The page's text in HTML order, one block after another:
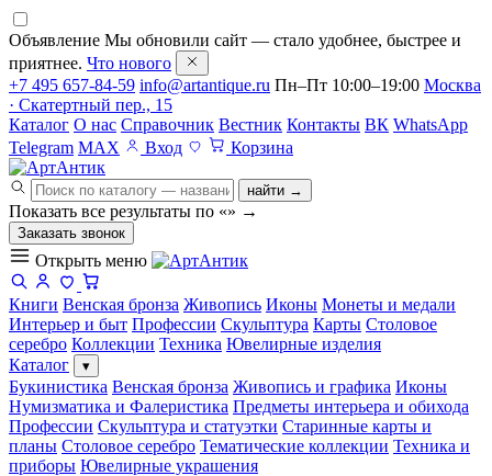
Объявление Мы обновили сайт — стало удобнее, быстрее и
приятнее. Что нового
+7 495 657-84-59 info@artantique.ru Пн–Пт 10:00–19:00 Москва
· Скатертный пер., 15
Каталог О нас Справочник Вестник Контакты ВК WhatsApp
Telegram MAX Вход Корзина
найти →
Показать все результаты по «» →
Заказать звонок
Открыть меню
Книги Венская бронза Живопись Иконы Монеты и медали
Интерьер и быт Профессии Скульптура Карты Столовое
серебро Коллекции Техника Ювелирные изделия
Каталог
▾
Букинистика Венская бронза Живопись и графика Иконы
Нумизматика и Фалеристика Предметы интерьера и обихода
Профессии Скульптура и статуэтки Старинные карты и
планы Столовое серебро Тематические коллекции Техника и
приборы Ювелирные украшения